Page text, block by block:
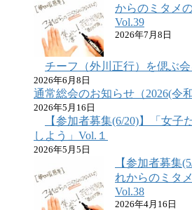
からのミタメ
Vol.39
2026年7月8日
チーフ（外川正行）を偲ぶ
2026年6月8日
通常総会のお知らせ（2026(令
2026年5月16日
【参加者募集(6/20)】「女子
しよう」Vol.１
2026年5月5日
【参加者募集
れからのミタ
Vol.38
2026年4月16日